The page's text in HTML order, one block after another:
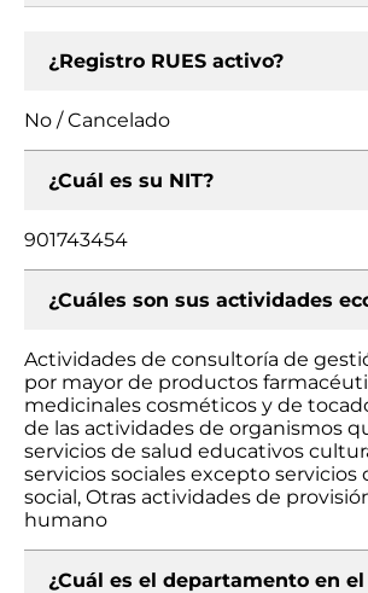
¿Registro RUES activo?
No / Cancelado
¿Cuál es su NIT?
901743454
¿Cuáles son sus actividades
Actividades de consultoría de
por mayor de productos
medicinales cosméticos y de
de las actividades de organismos
servicios de salud educativos
servicios sociales excepto servicios
social, Otras actividades de
humano
¿Cuál es el departamento en